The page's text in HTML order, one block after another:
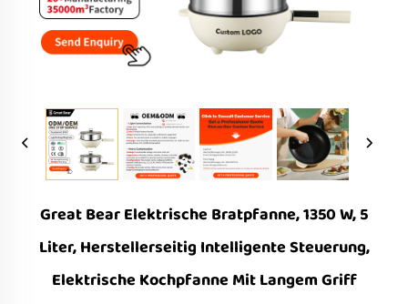
Great Bear Elektrische Bratpfanne, 1350 W, 5
Liter, Herstellerseitig Intelligente Steuerung,
Elektrische Kochpfanne Mit Langem Griff